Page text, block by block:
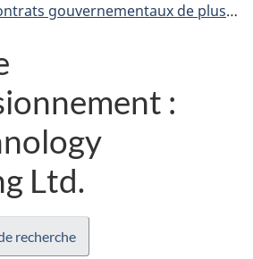
gouvernementaux de plus de 10 000 $
:
Ltd.
recherche